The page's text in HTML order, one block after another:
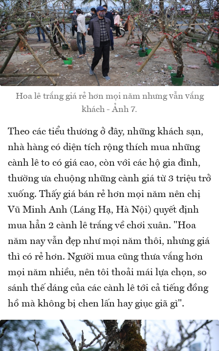
Hoa lê trắng giá rẻ hơn mọi năm nhưng vẫn vắng
khách - Ảnh 7.
Theo các tiểu thương ở đây, những khách sạn,
nhà hàng có diện tích rộng thích mua những
cành lê to có giá cao, còn với các hộ gia đình,
thường ưa chuộng những cành giá từ 3 triệu trở
xuống. Thấy giá bán rẻ hơn mọi năm nên chị
Vũ Minh Anh (Láng Hạ, Hà Nội) quyết định
mua hẳn 2 cành lê trắng về chơi xuân. "Hoa
năm nay vẫn đẹp như mọi năm thôi, nhưng giá
thì có rẻ hơn. Người mua cũng thưa vắng hơn
mọi năm nhiều, nên tôi thoải mái lựa chọn, so
sánh thế dáng của các cành lê tới cả tiếng đồng
hồ mà không bị chen lấn hay giục giã gì".